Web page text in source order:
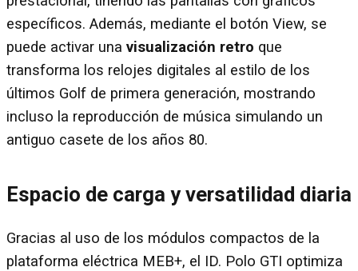
específicos. Además, mediante el botón View, se
puede activar una visualización retro que
transforma los relojes digitales al estilo de los
últimos Golf de primera generación, mostrando
incluso la reproducción de música simulando un
antiguo casete de los años 80.
Espacio de carga y versatilidad diaria
Gracias al uso de los módulos compactos de la
plataforma eléctrica MEB+, el ID. Polo GTI optimiza